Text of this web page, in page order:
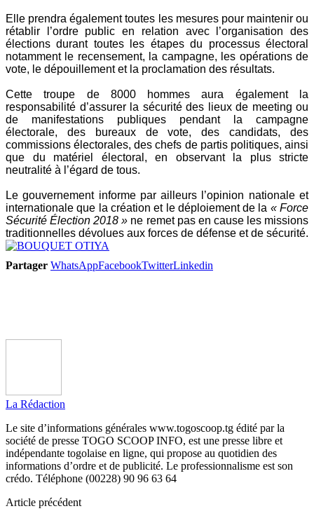
Elle prendra également toutes les mesures pour maintenir ou
rétablir l’ordre public en relation avec l’organisation des
élections durant toutes les étapes du processus électoral
notamment le recensement, la campagne, les opérations de
vote, le dépouillement et la proclamation des résultats.
Cette troupe de 8000 hommes aura également la
responsabilité d’assurer la sécurité des lieux de meeting ou
de manifestations publiques pendant la campagne
électorale, des bureaux de vote, des candidats, des
commissions électorales, des chefs de partis politiques, ainsi
que du matériel électoral, en observant la plus stricte
neutralité à l’égard de tous.
Le gouvernement informe par ailleurs l’opinion nationale et
internationale que la création et le déploiement de la « Force
Sécurité Élection 2018 » ne remet pas en cause les missions
traditionnelles dévolues aux forces de défense et de sécurité.
Partager WhatsAppFacebookTwitterLinkedin
La Rédaction
Le site d’informations générales www.togoscoop.tg édité par la
société de presse TOGO SCOOP INFO, est une presse libre et
indépendante togolaise en ligne, qui propose au quotidien des
informations d’ordre et de publicité. Le professionnalisme est son
crédo. Téléphone (00228) 90 96 63 64
Article précédent